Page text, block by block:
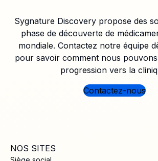
Sygnature Discovery propose des
phase de découverte de
mondiale. Contactez notre équipe
pour savoir comment nous
progression vers la
Contactez-nous
NOS SITES